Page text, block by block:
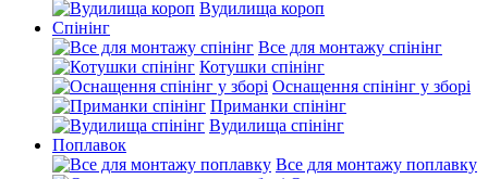
Вудилища короп
Спінінг
Все для монтажу спінінг
Котушки спінінг
Оснащення спінінг у зборі
Приманки спінінг
Вудилища спінінг
Поплавок
Все для монтажу поплавку